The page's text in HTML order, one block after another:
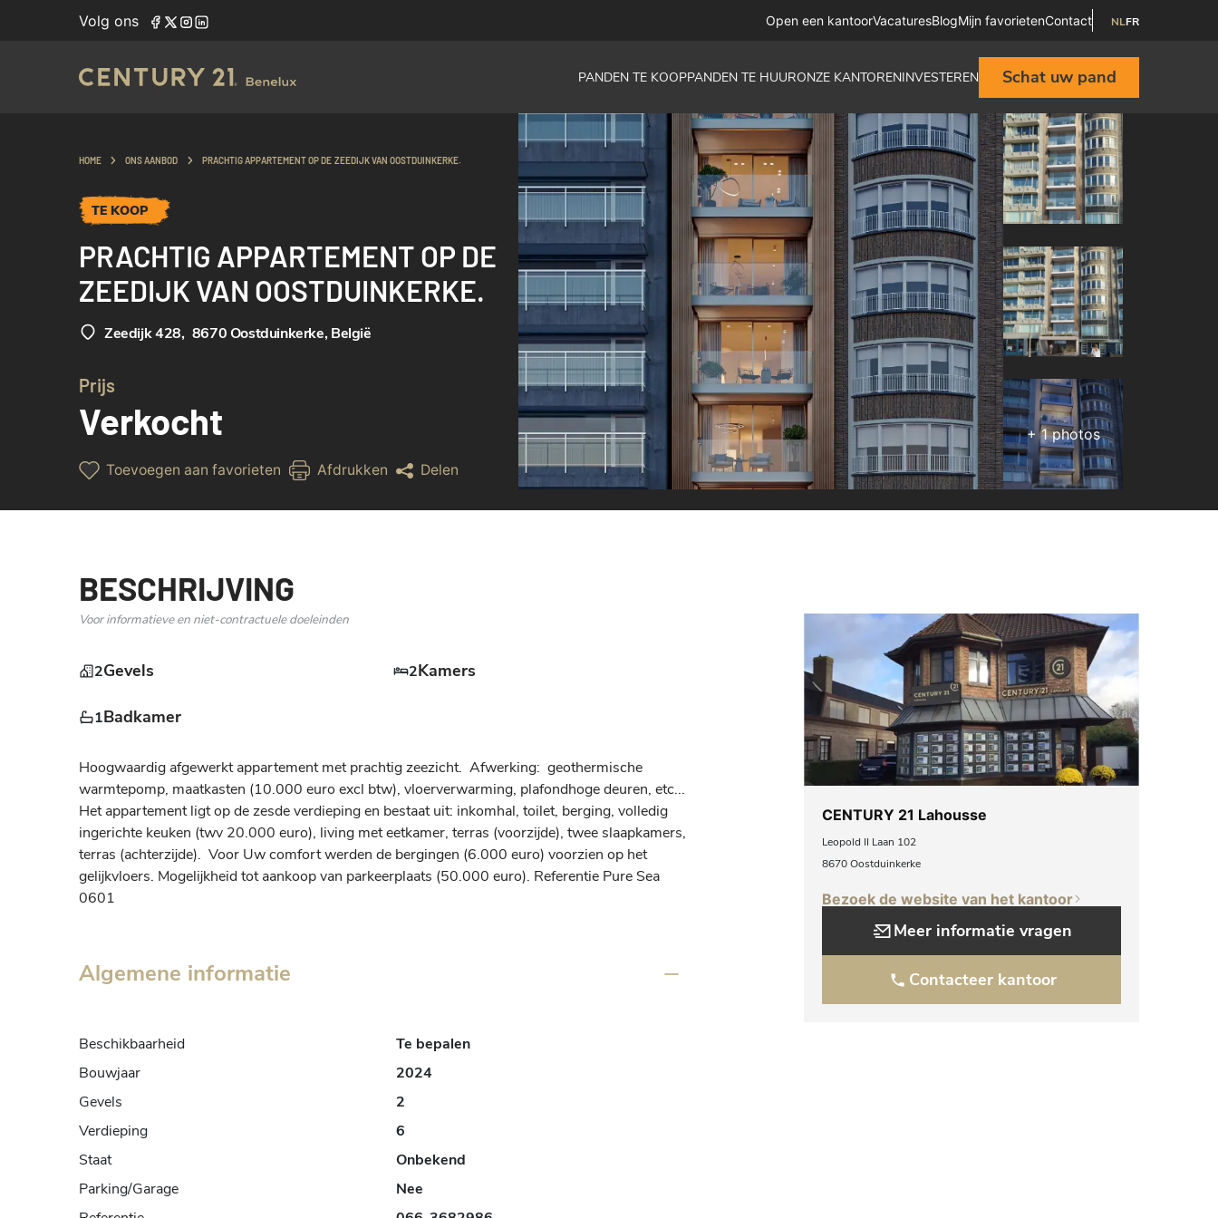
Volg ons Open een kantoorVacaturesBlogMijn favorietenContact NLFR
PANDEN TE KOOPPANDEN TE HUURONZE KANTORENINVESTEREN Schat uw pand
+1photos
HOME ONS AANBOD PRACHTIG APPARTEMENT OP DE ZEEDIJK VAN OOSTDUINKERKE.
TE KOOP
PRACHTIG APPARTEMENT OP DE
ZEEDIJK VAN OOSTDUINKERKE.
Zeedijk 428, 8670 Oostduinkerke, België
Prijs
Verkocht
Toevoegen aan favorieten Afdrukken Delen
BESCHRIJVING
Voor informatieve en niet-contractuele doeleinden
2Gevels 2Kamers
1Badkamer
Hoogwaardig afgewerkt appartement met prachtig zeezicht.  Afwerking:  geothermische
warmtepomp, maatkasten (10.000 euro excl btw), vloerverwarming, plafondhoge deuren, etc...
Het appartement ligt op de zesde verdieping en bestaat uit: inkomhal, toilet, berging, volledig
ingerichte keuken (twv 20.000 euro), living met eetkamer, terras (voorzijde), twee slaapkamers,
terras (achterzijde).  Voor Uw comfort werden de bergingen (6.000 euro) voorzien op het
gelijkvloers. Mogelijkheid tot aankoop van parkeerplaats (50.000 euro). Referentie Pure Sea
0601
Algemene informatie
Beschikbaarheid
Te bepalen
Bouwjaar
2024
Gevels
2
Verdieping
6
Staat
Onbekend
Parking/Garage
Nee
CENTURY 21 Lahousse
Leopold II Laan 102
8670 Oostduinkerke
Bezoek de website van het kantoor
Meer informatie vragen
Contacteer kantoor